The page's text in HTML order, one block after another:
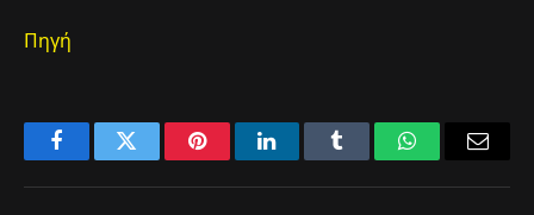
Πηγή
FacebookTwitter PinterestLinkedInTumblr WhatsAppEmail